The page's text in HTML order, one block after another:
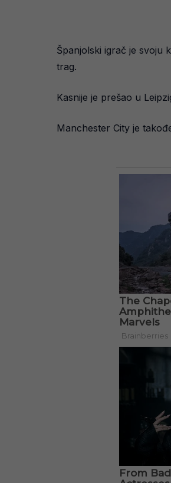
Španjolski igrač je svoju
trag.
Kasnije je prešao u
Manchester City je